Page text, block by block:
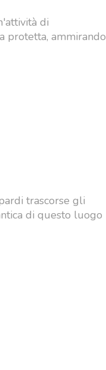
di
protetta, ammirando
trascorse gli
di questo luogo